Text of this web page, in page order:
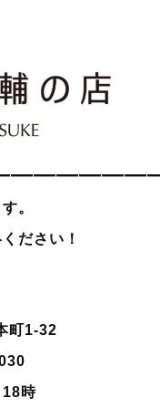
。
ださい！
町1-32
18時